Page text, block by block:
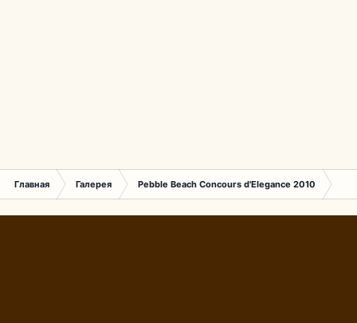
Главная Галерея Pebble Beach Concours d'Elegance 2010